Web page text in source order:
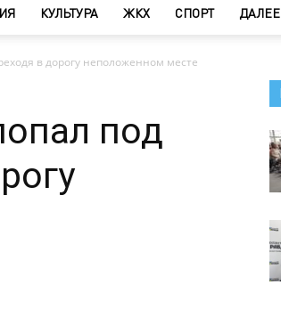
КУЛЬТУРА ЖКХ СПОРТ ДАЛЕЕ
в дорогу неположенном месте
под